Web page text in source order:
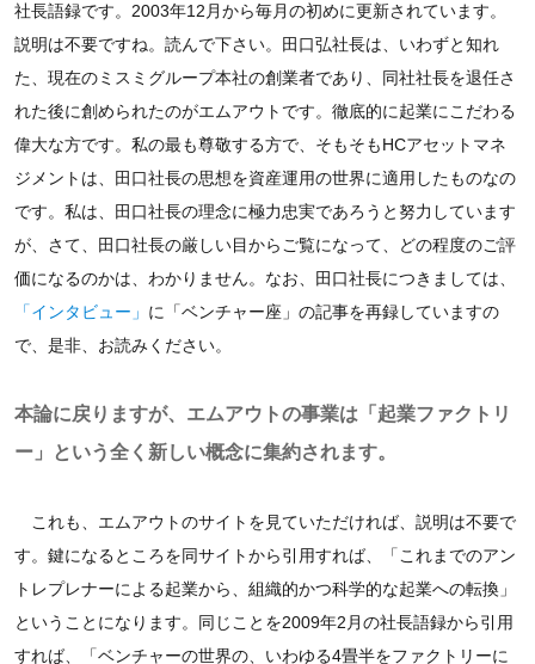
社長語録です。2003年12月から毎月の初めに更新されています。
説明は不要ですね。読んで下さい。田口弘社長は、いわずと知れ
た、現在のミスミグループ本社の創業者であり、同社社長を退任さ
れた後に創められたのがエムアウトです。徹底的に起業にこだわる
偉大な方です。私の最も尊敬する方で、そもそもHCアセットマネ
ジメントは、田口社長の思想を資産運用の世界に適用したものなの
です。私は、田口社長の理念に極力忠実であろうと努力しています
が、さて、田口社長の厳しい目からご覧になって、どの程度のご評
価になるのかは、わかりません。なお、田口社長につきましては、
「インタビュー」 に「ベンチャー座」の記事を再録していますの
で、是非、お読みください。
本論に戻りますが、エムアウトの事業は「起業ファクトリ
ー」という全く新しい概念に集約されます。
これも、エムアウトのサイトを見ていただければ、説明は不要で
す。鍵になるところを同サイトから引用すれば、「これまでのアン
トレプレナーによる起業から、組織的かつ科学的な起業への転換」
ということになります。同じことを2009年2月の社長語録から引用
すれば、「ベンチャーの世界の、いわゆる4畳半をファクトリーに